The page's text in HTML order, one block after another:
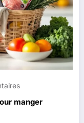
manger